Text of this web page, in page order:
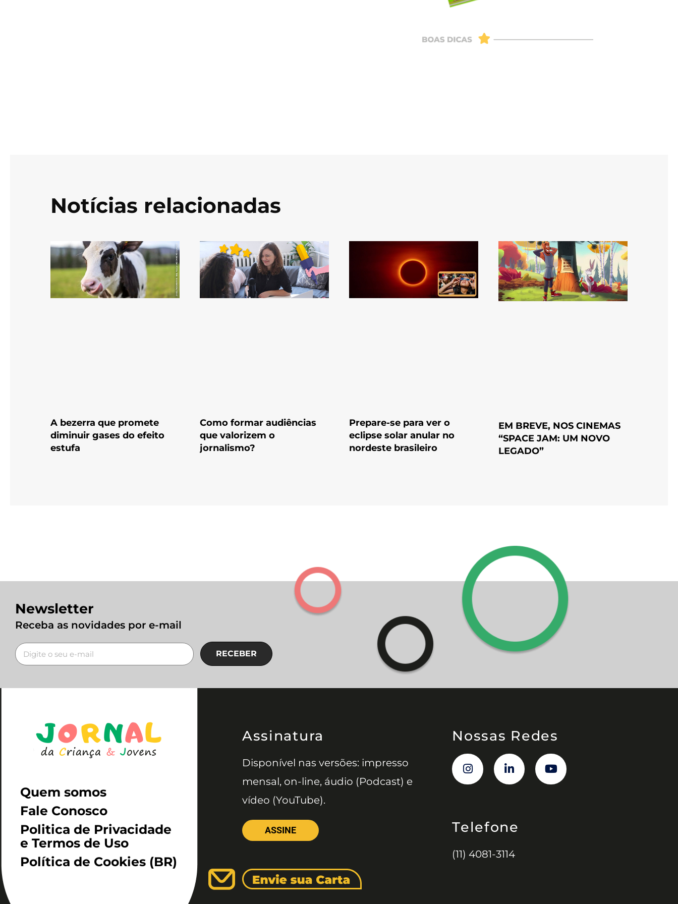
Notícias relacionadas
A bezerra que promete
diminuir gases do efeito
estufa
Como formar audiências
que valorizem o
jornalismo?
Prepare-se para ver o
eclipse solar anular no
nordeste brasileiro
EM BREVE, NOS CINEMAS
“SPACE JAM: UM NOVO
LEGADO”
Newsletter
Receba as novidades por e-mail
RECEBER
Quem somos
Fale Conosco
Politica de Privacidade
e Termos de Uso
Política de Cookies (BR)
Assinatura
Disponível nas versões: impresso
mensal, on-line, áudio (Podcast) e
vídeo (YouTube).
ASSINE
Nossas Redes
Telefone
(11) 4081-3114